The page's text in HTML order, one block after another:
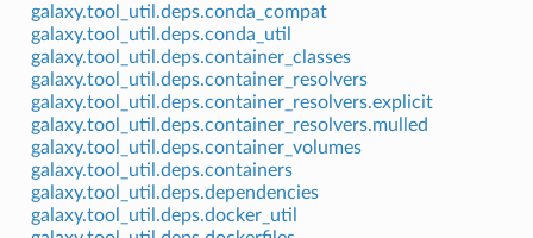
galaxy.tool_util.deps.conda_compat
galaxy.tool_util.deps.conda_util
galaxy.tool_util.deps.container_classes
galaxy.tool_util.deps.container_resolvers
galaxy.tool_util.deps.container_resolvers.explicit
galaxy.tool_util.deps.container_resolvers.mulled
galaxy.tool_util.deps.container_volumes
galaxy.tool_util.deps.containers
galaxy.tool_util.deps.dependencies
galaxy.tool_util.deps.docker_util